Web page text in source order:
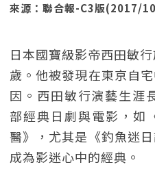
來源：聯合報-C3版(2017/
日本國寶級影帝西田敏
歲。他被發現在東京自
因。西田敏行演藝生涯
部經典日劇與電影，如
醫》，尤其是《釣魚迷
成為影迷心中的經典。